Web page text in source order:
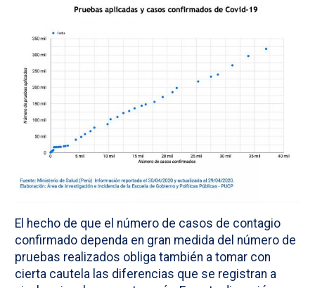
El hecho de que el número de casos de contagio
confirmado dependa en gran medida del número de
pruebas realizados obliga también a tomar con
cierta cautela las diferencias que se registran a